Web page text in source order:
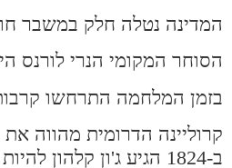
המדינה נטלה חלק במשבר חוק
הסוחר המקומי הנרי לורנס היה
בזמן המלחמה התרחשו
קרוליינה הדרומית מהווה